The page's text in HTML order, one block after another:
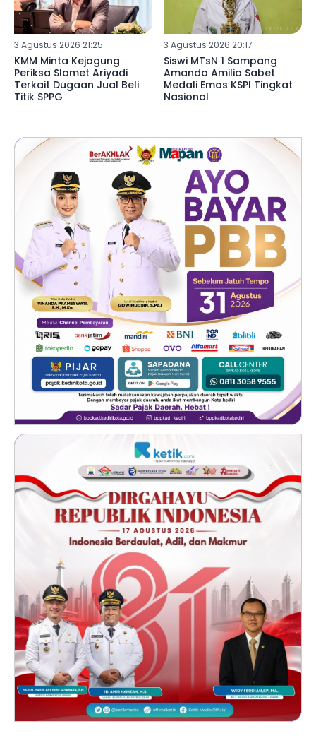
3 Agustus 2026 21:25
KMM Minta Kejagung
Periksa Slamet Ariyadi
Terkait Dugaan Jual Beli
Titik SPPG
3 Agustus 2026 20:17
Siswi MTsN 1 Sampang
Amanda Amilia Sabet
Medali Emas KSPI Tingkat
Nasional